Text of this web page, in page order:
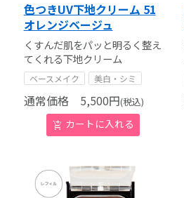
色つきUV下地クリーム 51
オレンジベージュ
くすんだ肌をパッと明るく整え
てくれる下地クリーム
ベースメイク 美白・シミ
通常価格5,500円(税込)